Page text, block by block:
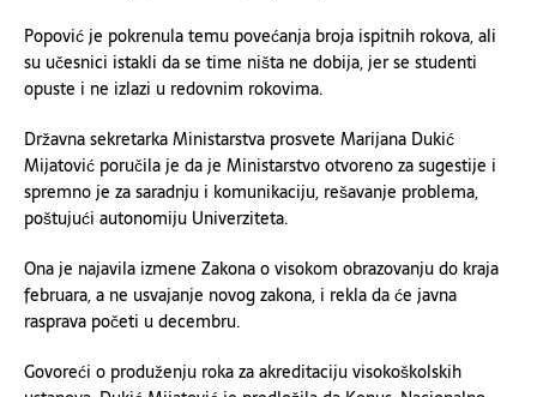
Popović je pokrenula temu povećanja broja ispitnih rokova, ali
su učesnici istakli da se time ništa ne dobija, jer se studenti
opuste i ne izlazi u redovnim rokovima.
Državna sekretarka Ministarstva prosvete Marijana Dukić
Mijatović poručila je da je Ministarstvo otvoreno za sugestije i
spremno je za saradnju i komunikaciju, rešavanje problema,
poštujući autonomiju Univerziteta.
Ona je najavila izmene Zakona o visokom obrazovanju do kraja
februara, a ne usvajanje novog zakona, i rekla da će javna
rasprava početi u decembru.
Govoreći o produženju roka za akreditaciju visokoškolskih